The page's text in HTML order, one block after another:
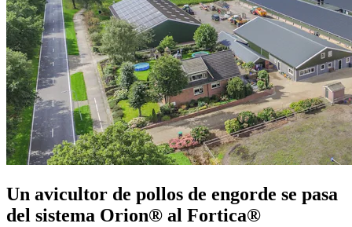
Un avicultor de pollos de engorde se pasa
del sistema Orion® al Fortica®